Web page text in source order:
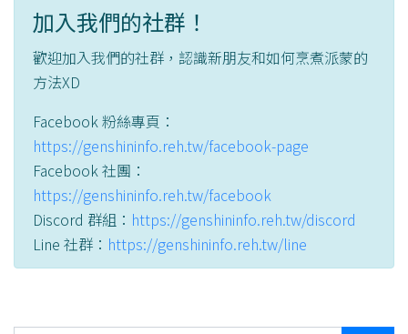
加入我們的社群！
歡迎加入我們的社群，認識新朋友和如何烹煮派蒙的
方法XD
Facebook 粉絲專頁：
https://genshininfo.reh.tw/facebook-page
Facebook 社團：
https://genshininfo.reh.tw/facebook
Discord 群組： https://genshininfo.reh.tw/discord
Line 社群： https://genshininfo.reh.tw/line